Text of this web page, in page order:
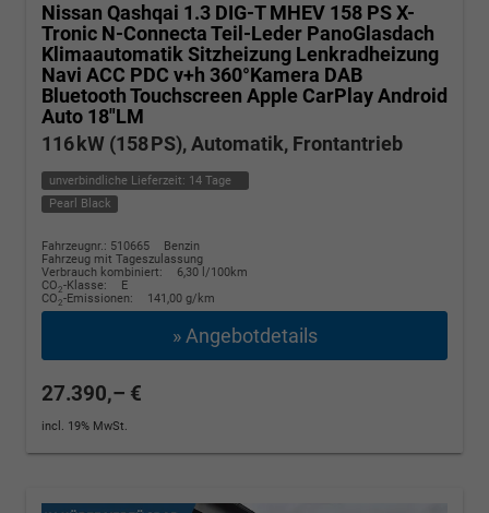
Nissan Qashqai 1.3 DIG-T MHEV 158 PS X-
Tronic N-Connecta Teil-Leder PanoGlasdach
Klimaautomatik Sitzheizung Lenkradheizung
Navi ACC PDC v+h 360°Kamera DAB
Bluetooth Touchscreen Apple CarPlay Android
Auto 18"LM
116 kW (158 PS), Automatik, Frontantrieb
unverbindliche Lieferzeit: 14 Tage
Pearl Black
Fahrzeugnr.: 510665
Benzin
Fahrzeug mit Tageszulassung
Verbrauch kombiniert:
6,30 l/100km
CO2-Klasse:
E
CO2-Emissionen: 141,00 g/km
» Angebotdetails
27.390,– €
incl. 19% MwSt.